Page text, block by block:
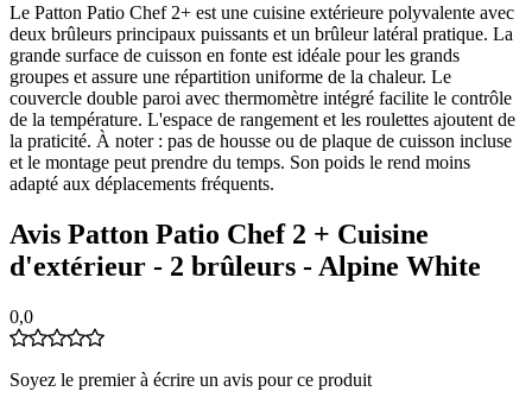
Le Patton Patio Chef 2+ est une cuisine extérieure polyvalente avec
deux brûleurs principaux puissants et un brûleur latéral pratique. La
grande surface de cuisson en fonte est idéale pour les grands
groupes et assure une répartition uniforme de la chaleur. Le
couvercle double paroi avec thermomètre intégré facilite le contrôle
de la température. L'espace de rangement et les roulettes ajoutent de
la praticité. À noter : pas de housse ou de plaque de cuisson incluse
et le montage peut prendre du temps. Son poids le rend moins
adapté aux déplacements fréquents.
Avis Patton Patio Chef 2 + Cuisine
d'extérieur - 2 brûleurs - Alpine White
0,0
Soyez le premier à écrire un avis pour ce produit